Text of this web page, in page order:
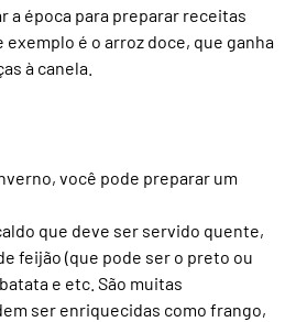
a época para preparar receitas
é o arroz doce, que ganha
à canela.
você pode preparar um
que deve ser servido quente,
feijão (que pode ser o preto ou
e etc. São muitas
ser enriquecidas como frango,